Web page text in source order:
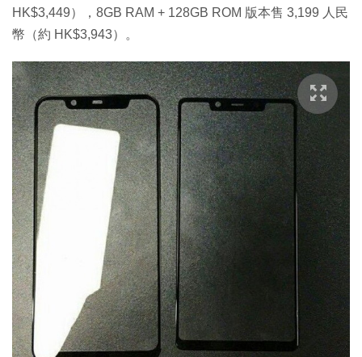
HK$3,449），8GB RAM + 128GB ROM 版本售 3,199 人民
幣（約 HK$3,943）。